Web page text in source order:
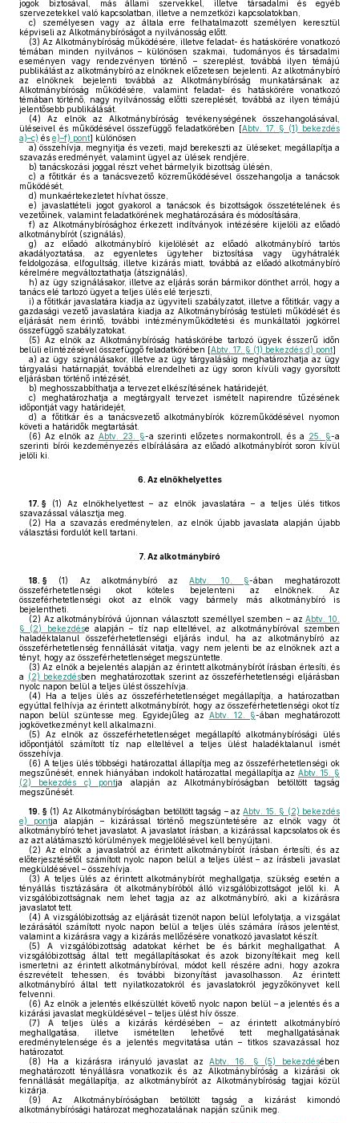
jogok biztosával, más állami szervekkel, illetve társadalmi és egyéb
szervezetekkel való kapcsolatban, illetve a nemzetközi kapcsolatokban,
c) személyesen vagy az általa erre felhatalmazott személyen keresztül
képviseli az Alkotmánybíróságot a nyilvánosság előtt.
(3) Az Alkotmánybíróság működésére, illetve feladat- és hatáskörére vonatkozó
témában minden nyilvános – különösen szakmai, tudományos és társadalmi
eseményen vagy rendezvényen történő – szereplést, továbbá ilyen témájú
publikálást az alkotmánybíró az elnöknek előzetesen bejelenti. Az alkotmánybíró
az elnöknek bejelenti továbbá az Alkotmánybíróság munkatársának az
Alkotmánybíróság működésére, valamint feladat- és hatáskörére vonatkozó
témában történő, nagy nyilvánosság előtti szereplését, továbbá az ilyen témájú
jelentősebb publikálását.
(4) Az elnök az Alkotmánybíróság tevékenységének összehangolásával,
üléseivel és működésével összefüggő feladatkörében [Abtv. 17. § (1) bekezdés
a)–c) és e)–f) pont] különösen
a) összehívja, megnyitja és vezeti, majd berekeszti az üléseket; megállapítja a
szavazás eredményét, valamint ügyel az ülések rendjére,
b) tanácskozási joggal részt vehet bármelyik bizottság ülésén,
c) a főtitkár és a tanácsvezető közreműködésével összehangolja a tanácsok
működését,
d) munkaértekezletet hívhat össze,
e) javaslattételi jogot gyakorol a tanácsok és bizottságok összetételének és
vezetőinek, valamint feladatkörének meghatározására és módosítására,
f) az Alkotmánybírósághoz érkezett indítványok intézésére kijelöli az előadó
alkotmánybírót (szignálás),
g) az előadó alkotmánybíró kijelölését az előadó alkotmánybíró tartós
akadályoztatása, az egyenletes ügyteher biztosítása vagy ügyhátralék
feldolgozása, elfogultság, illetve kizárás miatt, továbbá az előadó alkotmánybíró
kérelmére megváltoztathatja (átszignálás),
h) az ügy szignálásakor, illetve az eljárás során bármikor dönthet arról, hogy a
tanács elé tartozó ügyet a teljes ülés elé terjeszti,
i) a főtitkár javaslatára kiadja az ügyviteli szabályzatot, illetve a főtitkár, vagy a
gazdasági vezető javaslatára kiadja az Alkotmánybíróság testületi működését és
eljárását nem érintő, további intézményműködtetési és munkáltatói jogkörrel
összefüggő szabályzatokat.
(5) Az elnök az Alkotmánybíróság hatáskörébe tartozó ügyek ésszerű időn
belüli elintézésével összefüggő feladatkörében [Abtv. 17. § (1) bekezdés d) pont]
a) az ügy szignálásakor, illetve az ügy tárgyalásáig meghatározhatja az ügy
tárgyalási határnapját, továbbá elrendelheti az ügy soron kívüli vagy gyorsított
eljárásban történő intézését,
b) meghosszabbíthatja a tervezet elkészítésének határidejét,
c) meghatározhatja a megtárgyalt tervezet ismételt napirendre tűzésének
időpontját vagy határidejét,
d) a főtitkár és a tanácsvezető alkotmánybírók közreműködésével nyomon
követi a határidők megtartását.
(6) Az elnök az Abtv. 23. §-a szerinti előzetes normakontroll, és a 25. §-a
szerinti bírói kezdeményezés elbírálására az előadó alkotmánybírót soron kívül
jelöli ki.
6. Az elnökhelyettes
17. § (1) Az elnökhelyettest – az elnök javaslatára – a teljes ülés titkos
szavazással választja meg.
(2) Ha a szavazás eredménytelen, az elnök újabb javaslata alapján újabb
választási fordulót kell tartani.
7. Az alkotmánybíró
18. § (1) Az alkotmánybíró azAbtv. 10. §-ában meghatározott
összeférhetetlenségi okot köteles bejelenteni az elnöknek. Az
összeférhetetlenségi okot az elnök vagy bármely más alkotmánybíró is
bejelentheti.
(2) Az alkotmánybíróvá újonnan választott személlyel szemben – azAbtv. 10.
§ (2) bekezdése alapján – tíz nap elteltével, az alkotmánybíróval szemben
haladéktalanul összeférhetetlenségi eljárás indul, ha az alkotmánybíró az
összeférhetetlenség fennállását vitatja, vagy nem jelenti be az elnöknek azt a
tényt, hogy az összeférhetetlenséget megszüntette.
(3) Az elnök a bejelentés alapján az érintett alkotmánybírót írásban értesíti, és
a (2) bekezdésben meghatározottak szerint az összeférhetetlenségi eljárásban
nyolc napon belül a teljes ülést összehívja.
(4) Ha a teljes ülés az összeférhetetlenséget megállapítja, a határozatban
egyúttal felhívja az érintett alkotmánybírót, hogy az összeférhetetlenségi okot tíz
napon belül szüntesse meg. Egyidejűleg az Abtv. 12. §-ában meghatározott
jogkövetkezményt kell alkalmazni.
(5) Az elnök az összeférhetetlenséget megállapító alkotmánybírósági ülés
időpontjától számított tíz nap elteltével a teljes ülést haladéktalanul ismét
összehívja.
(6) A teljes ülés többségi határozattal állapítja meg az összeférhetetlenségi ok
megszűnését, ennek hiányában indokolt határozattal megállapítja az Abtv. 15. §
(2) bekezdés c) pontja alapján az Alkotmánybíróságban betöltött tagság
megszűnését.
19. § (1) Az Alkotmánybíróságban betöltött tagság – azAbtv. 15. § (2) bekezdés
e) pontja alapján – kizárással történő megszüntetésére az elnök vagy öt
alkotmánybíró tehet javaslatot. A javaslatot írásban, a kizárással kapcsolatos ok és
az azt alátámasztó körülmények megjelölésével kell benyújtani.
(2) Az elnök a javaslatról az érintett alkotmánybírót írásban értesíti, és az
előterjesztésétől számított nyolc napon belül a teljes ülést – az írásbeli javaslat
megküldésével – összehívja.
(3) A teljes ülés az érintett alkotmánybírót meghallgatja, szükség esetén a
tényállás tisztázására öt alkotmánybíróból álló vizsgálóbizottságot jelöl ki. A
vizsgálóbizottságnak nem lehet tagja az az alkotmánybíró, aki a kizárásra
javaslatot tett.
(4) A vizsgálóbizottság az eljárását tizenöt napon belül lefolytatja, a vizsgálat
lezárásától számított nyolc napon belül a teljes ülés számára írásos jelentést,
valamint a kizárásra vagy a kizárás mellőzésére vonatkozó javaslatot készít.
(5) A vizsgálóbizottság adatokat kérhet be és bárkit meghallgathat. A
vizsgálóbizottság által tett megállapításokat és azok bizonyítékait meg kell
ismertetni az érintett alkotmánybíróval, módot kell részére adni, hogy azokra
észrevételt tehessen, és további bizonyítást javasolhasson. Az érintett
alkotmánybíró által tett nyilatkozatokról és javaslatokról jegyzőkönyvet kell
felvenni.
(6) Az elnök a jelentés elkészültét követő nyolc napon belül – a jelentés és a
kizárási javaslat megküldésével – teljes ülést hív össze.
(7) A teljes ülés a kizárás kérdésében – az érintett alkotmánybíró
meghallgatása, illetve ismételten lehetővé tett meghallgatásának
eredménytelensége és a jelentés megvitatása után – titkos szavazással hoz
határozatot.
(8) Ha a kizárásra irányuló javaslat azAbtv. 16. § (5) bekezdésében
meghatározott tényállásra vonatkozik és az Alkotmánybíróság a kizárási ok
fennállását megállapítja, az alkotmánybírót az Alkotmánybíróság tagjai közül
kizárja.
(9) Az Alkotmánybíróságban betöltött tagság a kizárást kimondó
alkotmánybírósági határozat meghozatalának napján szűnik meg.